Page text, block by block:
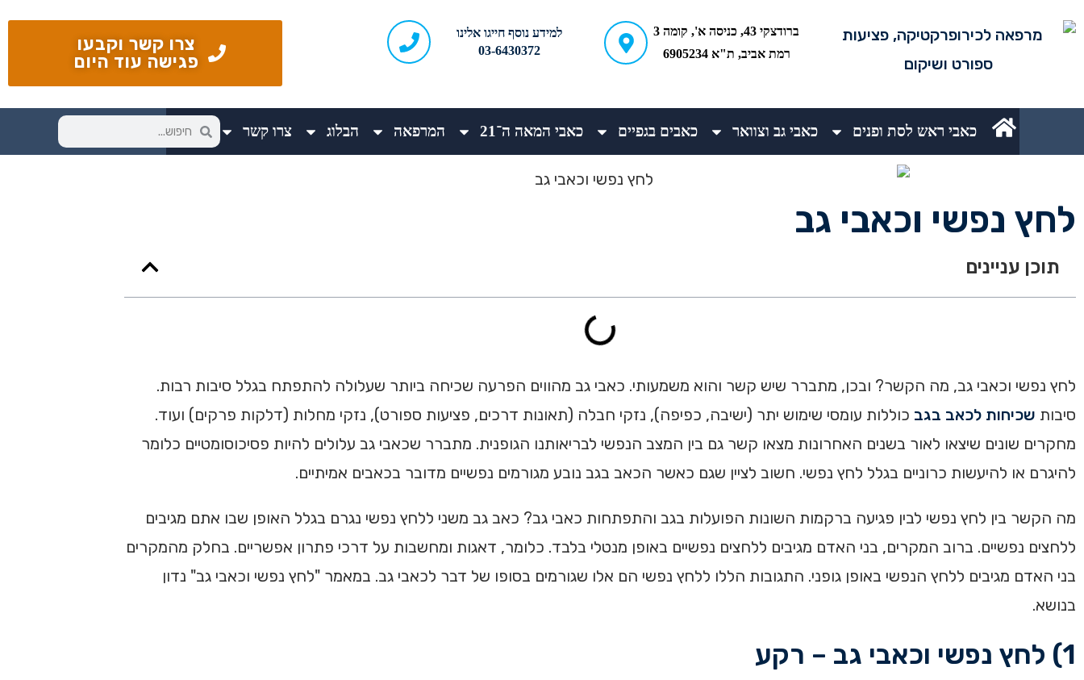
ברודצקי 43, כניסה א', קומה 3
רמת אביב, ת"א 6905234
למידע נוסף חייגו אלינו
03-6430372
צרו קשר וקבעו
פגישה עוד היום
כאבי ראש לסת ופנים כאבי גב וצוואר כאבים בגפיים כאבי המאה ה־21 המרפאה הבלוג צרו קשר
לחץ נפשי וכאבי גב
תוכן עניינים
לחץ נפשי וכאבי גב, מה הקשר? ובכן, מתברר שיש קשר והוא משמעותי. כאבי גב מהווים הפרעה שכיחה ביותר שעלולה להתפתח בגלל סיבות רבות.
סיבות שכיחות לכאב בגב כוללות עומסי שימוש יתר (ישיבה, כפיפה), נזקי חבלה (תאונות דרכים, פציעות ספורט), נזקי מחלות (דלקות פרקים) ועוד.
מחקרים שונים שיצאו לאור בשנים האחרונות מצאו קשר גם בין המצב הנפשי לבריאותנו הגופנית. מתברר שכאבי גב עלולים להיות פסיכוסומטיים כלומר
להיגרם או להיעשות כרוניים בגלל לחץ נפשי. חשוב לציין שגם כאשר הכאב בגב נובע מגורמים נפשיים מדובר בכאבים אמיתיים.
מה הקשר בין לחץ נפשי לבין פגיעה ברקמות השונות הפועלות בגב והתפתחות כאבי גב? כאב גב משני ללחץ נפשי נגרם בגלל האופן שבו אתם מגיבים
ללחצים נפשיים. ברוב המקרים, בני האדם מגיבים ללחצים נפשיים באופן מנטלי בלבד. כלומר, דאגות ומחשבות על דרכי פתרון אפשריים. בחלק מהמקרים
בני האדם מגיבים ללחץ הנפשי באופן גופני. התגובות הללו ללחץ נפשי הם אלו שגורמים בסופו של דבר לכאבי גב. במאמר "לחץ נפשי וכאבי גב" נדון
בנושא.
1) לחץ נפשי וכאבי גב – רקע